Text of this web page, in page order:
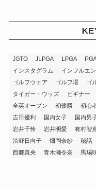
JGTO JLPGA LPGA
インスタグラム
インフルエ
ゴルフウェア
ゴルフ場 ゴ
タイガー・ウッズ
ビギナー
全英オープン
初優勝 初心
吉田優利
国内女子 国内男
岩井千怜
岩井明愛 有村智
渋野日向子
畑岡奈紗 秘話
西郷真央
青木瀬令奈 馬場